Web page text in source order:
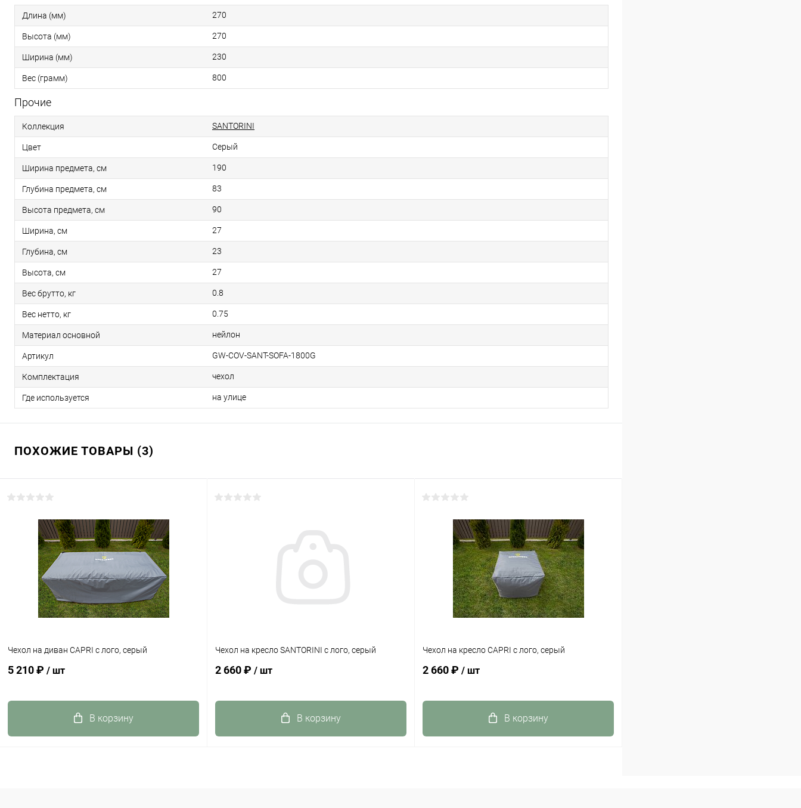
Длина (мм) 270
Высота (мм) 270
Ширина (мм) 230
Вес (грамм) 800
Прочие
Коллекция SANTORINI
Цвет Серый
Ширина предмета, см 190
Глубина предмета, см 83
Высота предмета, см 90
Ширина, см 27
Глубина, см 23
Высота, см 27
Вес брутто, кг 0.8
Вес нетто, кг 0.75
Материал основной нейлон
Артикул GW-COV-SANT-SOFA-1800G
Комплектация чехол
Где используется на улице
ПОХОЖИЕ ТОВАРЫ (3)
Чехол на диван CAPRI с лого, серый
5 210 ₽ / шт
В корзину
Чехол на кресло SANTORINI с лого, серый
2 660 ₽ / шт
В корзину
Чехол на кресло CAPRI с лого, серый
2 660 ₽ / шт
В корзину